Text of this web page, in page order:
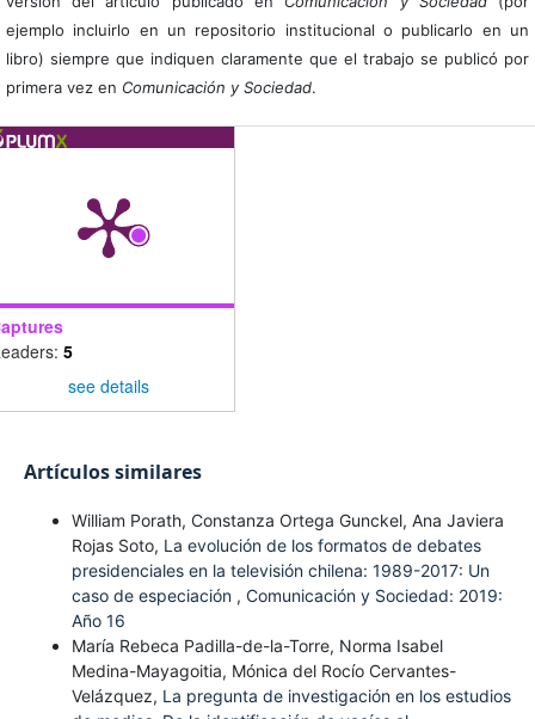
ejemplo incluirlo en un repositorio institucional o publicarlo en un
libro) siempre que indiquen claramente que el trabajo se publicó por
primera vez en Comunicación y Sociedad.
5
see details
Artículos similares
William Porath, Constanza Ortega Gunckel, Ana Javiera
Rojas Soto, La evolución de los formatos de debates
presidenciales en la televisión chilena: 1989-2017: Un
caso de especiación , Comunicación y Sociedad: 2019:
Año 16
María Rebeca Padilla-de-la-Torre, Norma Isabel
Medina-Mayagoitia, Mónica del Rocío Cervantes-
Velázquez, La pregunta de investigación en los estudios